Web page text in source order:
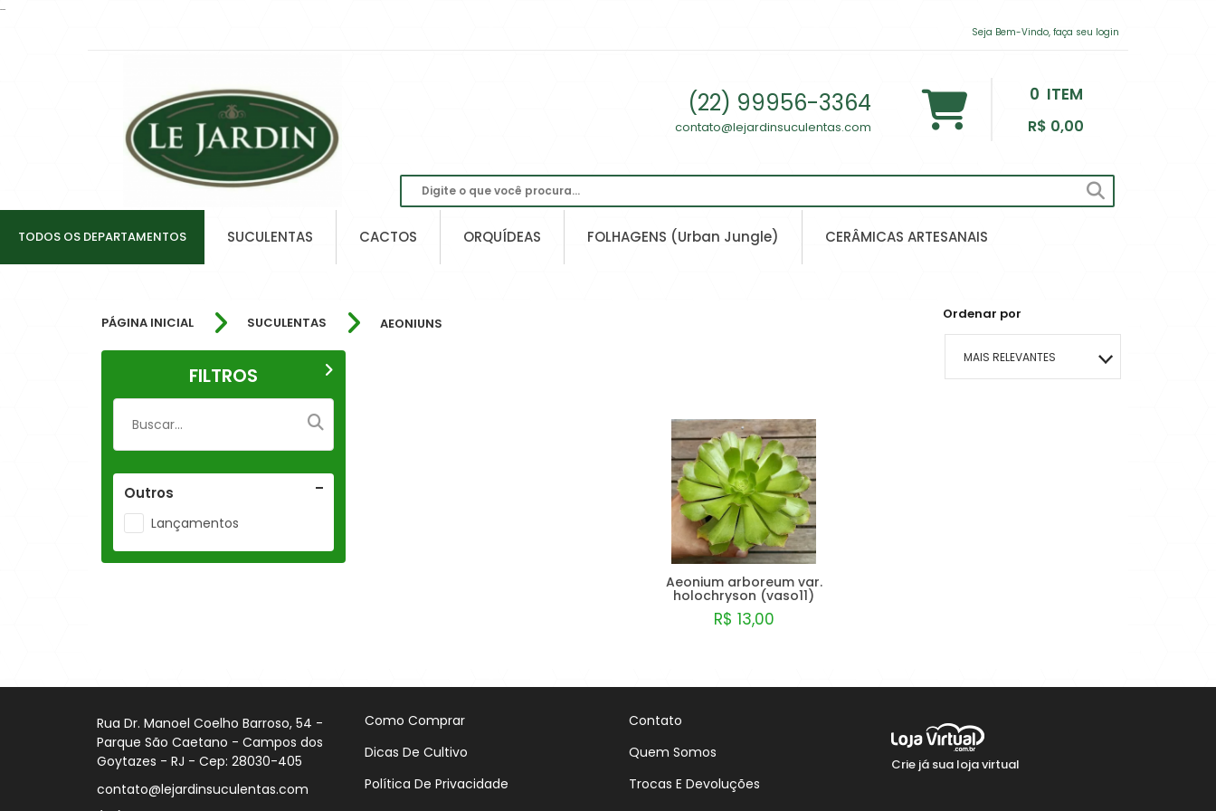
...
Seja Bem-Vindo, faça seu login
(22) 99956-3364
contato@lejardinsuculentas.com
0 ITEM
R$ 0,00
TODOS OS DEPARTAMENTOS SUCULENTAS CACTOS ORQUÍDEAS FOLHAGENS (Urban Jungle) CERÂMICAS ARTESANAIS
PÁGINA INICIAL SUCULENTAS AEONIUNS
Ordenar por
MAIS RELEVANTES
FILTROS
Outros
Lançamentos
Aeonium arboreum var.
holochryson (vaso11)
R$ 13,00
Rua Dr. Manoel Coelho Barroso, 54 -
Parque São Caetano - Campos dos
Goytazes - RJ - Cep: 28030-405
contato@lejardinsuculentas.com
Como Comprar
Dicas De Cultivo
Política De Privacidade
Contato
Quem Somos
Trocas E Devoluções
Crie já sua loja virtual